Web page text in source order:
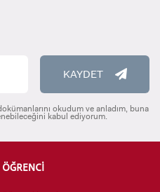
KAYDET
okudum ve anladım, buna
kabul ediyorum.
ÖĞRENCİ